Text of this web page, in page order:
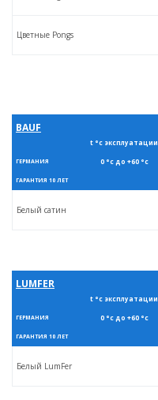
Цветные Pongs
BAUF
t °с эксплуатации
0 °с до +60 °с
ГЕРМАНИЯ
ГАРАНТИЯ 10 ЛЕТ
Белый сатин
LUMFER
t °с эксплуатации
0 °с до +60 °с
ГЕРМАНИЯ
ГАРАНТИЯ 10 ЛЕТ
Белый LumFer